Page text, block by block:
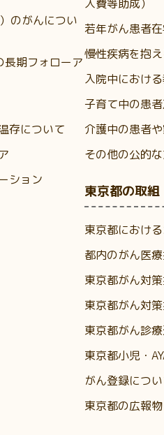
のがんについ
長期フォローア
存について
ション
入費等助成）
若年がん患者
慢性疾病を抱
入院中におけ
子育て中の患
介護中の患者
その他の公的
東京都の取組
東京都におけ
都内のがん医
東京都がん対
東京都がん対
東京都がん診
東京都小児・
がん登録につ
東京都の広報物